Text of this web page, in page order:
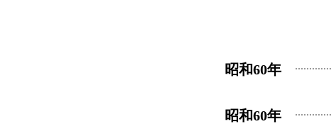
昭和60年
昭和60年